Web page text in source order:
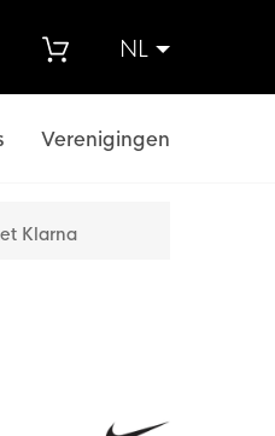
NL
Verenigingen
Klarna